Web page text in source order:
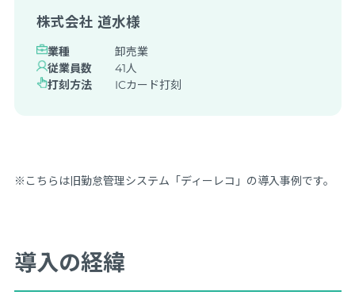
株式会社 道水様
業種
卸売業
従業員数
41人
打刻方法
ICカード打刻
※こちらは旧勤怠管理システム「ディーレコ」の導入事例です。
導入の経緯